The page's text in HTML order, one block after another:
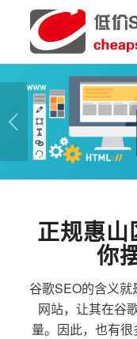
正规惠
你
谷歌SEO的含义
网站，让其在谷
量。因此，也有